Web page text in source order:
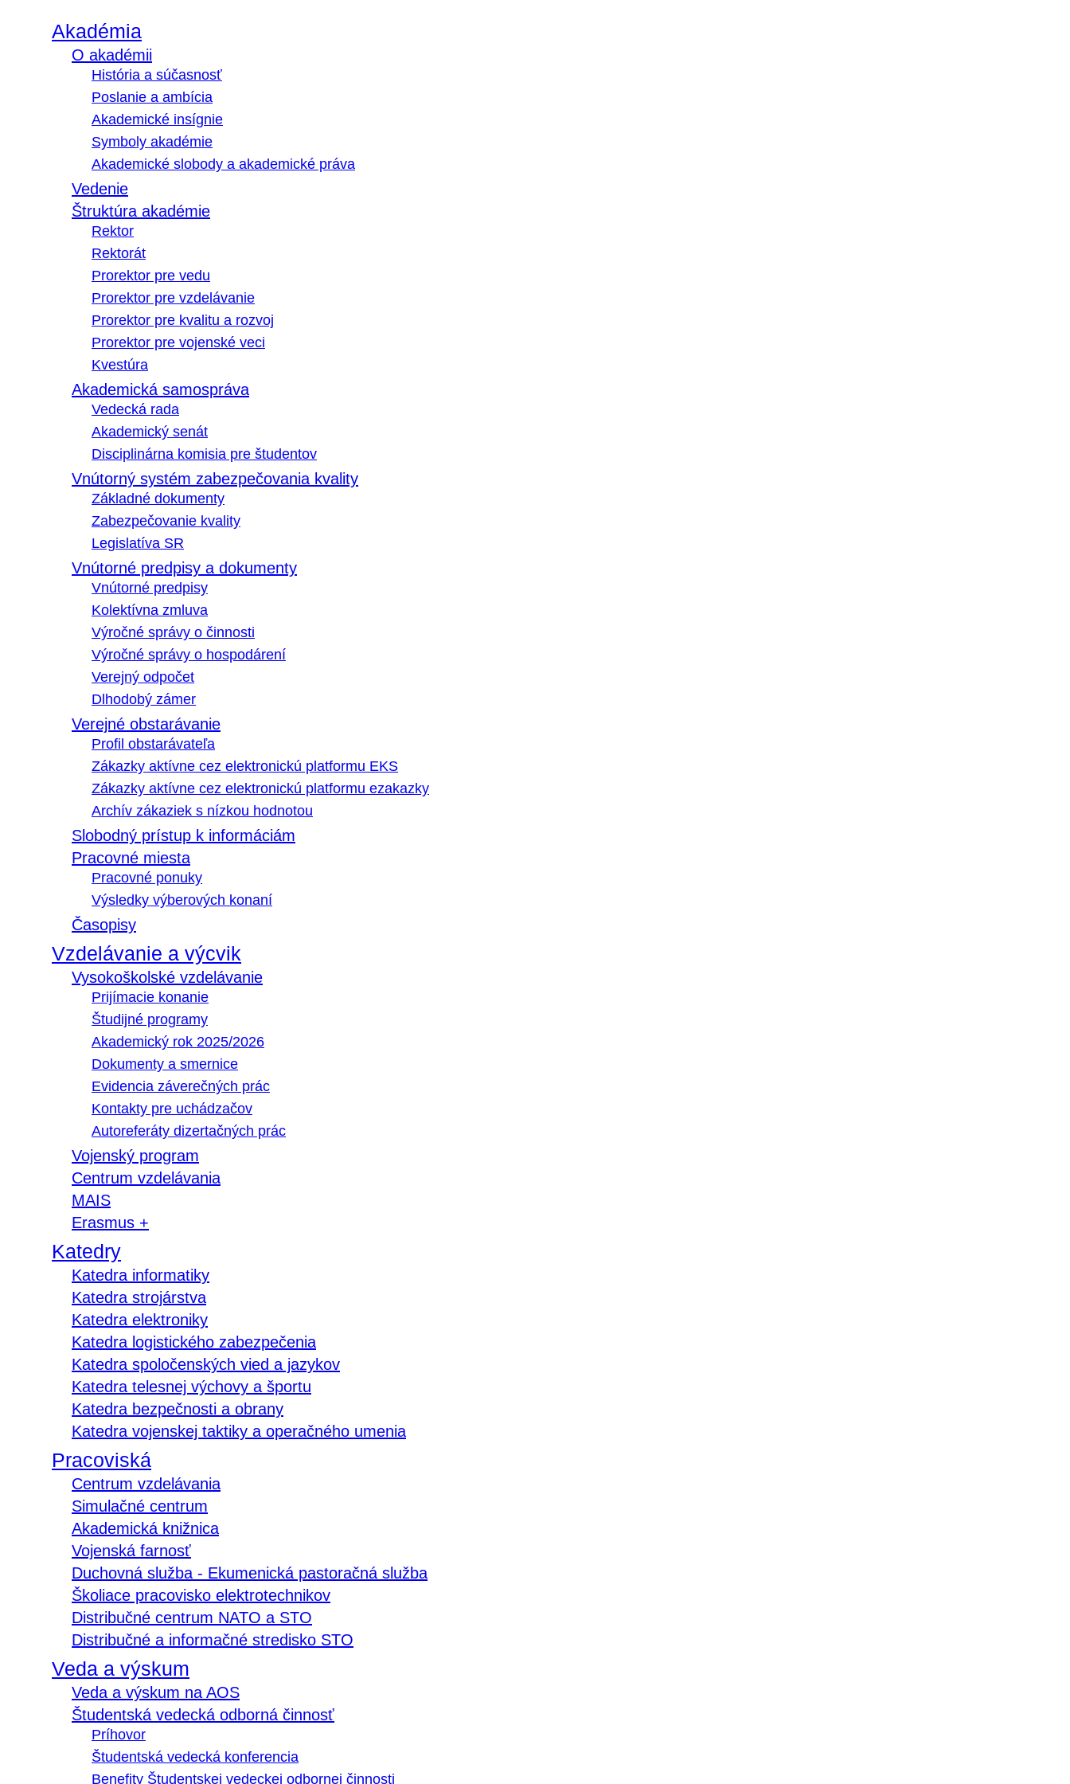
Akadémia
O akadémii
História a súčasnosť
Poslanie a ambícia
Akademické insígnie
Symboly akadémie
Akademické slobody a akademické práva
Vedenie
Štruktúra akadémie
Rektor
Rektorát
Prorektor pre vedu
Prorektor pre vzdelávanie
Prorektor pre kvalitu a rozvoj
Prorektor pre vojenské veci
Kvestúra
Akademická samospráva
Vedecká rada
Akademický senát
Disciplinárna komisia pre študentov
Vnútorný systém zabezpečovania kvality
Základné dokumenty
Zabezpečovanie kvality
Legislatíva SR
Vnútorné predpisy a dokumenty
Vnútorné predpisy
Kolektívna zmluva
Výročné správy o činnosti
Výročné správy o hospodárení
Verejný odpočet
Dlhodobý zámer
Verejné obstarávanie
Profil obstarávateľa
Zákazky aktívne cez elektronickú platformu EKS
Zákazky aktívne cez elektronickú platformu ezakazky
Archív zákaziek s nízkou hodnotou
Slobodný prístup k informáciám
Pracovné miesta
Pracovné ponuky
Výsledky výberových konaní
Časopisy
Vzdelávanie a výcvik
Vysokoškolské vzdelávanie
Prijímacie konanie
Študijné programy
Akademický rok 2025/2026
Dokumenty a smernice
Evidencia záverečných prác
Kontakty pre uchádzačov
Autoreferáty dizertačných prác
Vojenský program
Centrum vzdelávania
MAIS
Erasmus +
Katedry
Katedra informatiky
Katedra strojárstva
Katedra elektroniky
Katedra logistického zabezpečenia
Katedra spoločenských vied a jazykov
Katedra telesnej výchovy a športu
Katedra bezpečnosti a obrany
Katedra vojenskej taktiky a operačného umenia
Pracoviská
Centrum vzdelávania
Simulačné centrum
Akademická knižnica
Vojenská farnosť
Duchovná služba - Ekumenická pastoračná služba
Školiace pracovisko elektrotechnikov
Distribučné centrum NATO a STO
Distribučné a informačné stredisko STO
Veda a výskum
Veda a výskum na AOS
Študentská vedecká odborná činnosť
Príhovor
Študentská vedecká konferencia
Benefity Študentskej vedeckej odbornej činnosti